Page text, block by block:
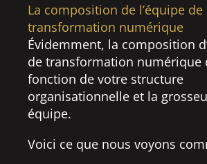
La composition de l’équipe de
transformation numérique
Évidemment, la composition
de transformation numérique
fonction de votre structure
organisationnelle et la
équipe.
Voici ce que nous voyons